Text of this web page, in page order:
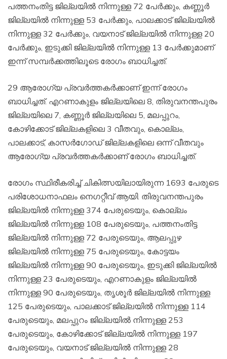
പത്തനംതിട്ട ജില്ലയില്‍ നിന്നുള്ള 72 പേര്‍ക്കും, കണ്ണൂര്‍
ജില്ലയില്‍ നിന്നുള്ള 53 പേര്‍ക്കും, പാലക്കാട് ജില്ലയില്‍
നിന്നുള്ള 32 പേര്‍ക്കും, വയനാട് ജില്ലയില്‍ നിന്നുള്ള 20
പേര്‍ക്കും, ഇടുക്കി ജില്ലയില്‍ നിന്നുള്ള 13 പേര്‍ക്കുമാണ്
ഇന്ന് സമ്പര്‍ക്കത്തിലൂടെ രോഗം ബാധിച്ചത്.
29 ആരോഗ്യ പ്രവര്‍ത്തകര്‍ക്കാണ് ഇന്ന് രോഗം
ബാധിച്ചത്. എറണാകുളം ജില്ലയിലെ 8, തിരുവനന്തപുരം
ജില്ലയിലെ 7, കണ്ണൂര്‍ ജില്ലയിലെ 5, മലപ്പുറം,
കോഴിക്കോട് ജില്ലകളിലെ 3 വീതവും, കൊല്ലം,
പാലക്കാട്, കാസര്‍ഗോഡ് ജില്ലകളിലെ ഒന്ന് വീതവും
ആരോഗ്യ പ്രവര്‍ത്തകര്‍ക്കാണ് രോഗം ബാധിച്ചത്.
രോഗം സ്ഥിരീകരിച്ച് ചികിത്സയിലായിരുന്ന 1693 പേരുടെ
പരിശോധനാഫലം നെഗറ്റീവ് ആയി. തിരുവനന്തപുരം
ജില്ലയില്‍ നിന്നുള്ള 374 പേരുടെയും, കൊല്ലം
ജില്ലയില്‍ നിന്നുള്ള 108 പേരുടെയും, പത്തനംതിട്ട
ജില്ലയില്‍ നിന്നുള്ള 72 പേരുടെയും, ആലപ്പുഴ
ജില്ലയില്‍ നിന്നുള്ള 75 പേരുടെയും, കോട്ടയം
ജില്ലയില്‍ നിന്നുള്ള 90 പേരുടെയും, ഇടുക്കി ജില്ലയില്‍
നിന്നുള്ള 23 പേരുടെയും, എറണാകുളം ജില്ലയില്‍
നിന്നുള്ള 90 പേരുടെയും, തൃശൂര്‍ ജില്ലയില്‍ നിന്നുള്ള
125 പേരുടെയും, പാലക്കാട് ജില്ലയില്‍ നിന്നുള്ള 114
പേരുടെയും, മലപ്പുറം ജില്ലയില്‍ നിന്നുള്ള 253
പേരുടെയും, കോഴിക്കോട് ജില്ലയില്‍ നിന്നുള്ള 197
പേരുടെയും, വയനാട് ജില്ലയില്‍ നിന്നുള്ള 28